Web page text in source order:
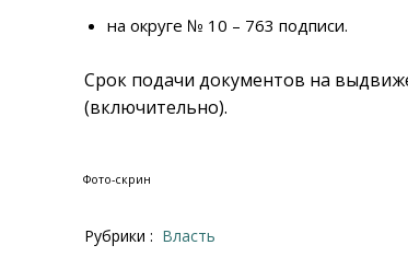
на округе № 10 – 763 подписи.
Срок подачи документов на
(включительно).
Фото-скрин
Рубрики : Власть